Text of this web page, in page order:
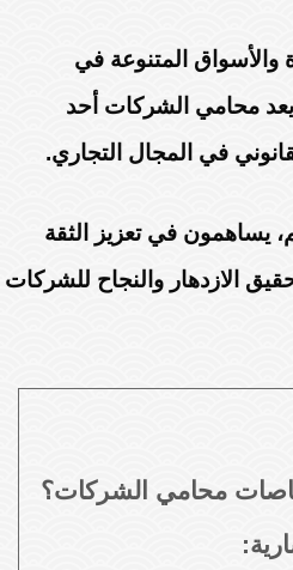
والأسواق المتنوعة في
يعد محامي الشركات أحد
في المجال التجاري.
يساهمون في تعزيز الثقة
الازدهار والنجاح للشركات
محامي الشركات؟